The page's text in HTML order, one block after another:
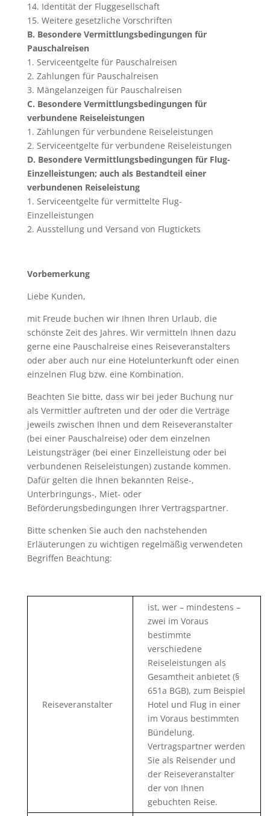
14. Identität der Fluggesellschaft
15. Weitere gesetzliche Vorschriften
B. Besondere Vermittlungsbedingungen für
Pauschalreisen
1. Serviceentgelte für Pauschalreisen
2. Zahlungen für Pauschalreisen
3. Mängelanzeigen für Pauschalreisen
C. Besondere Vermittlungsbedingungen für
verbundene Reiseleistungen
1. Zahlungen für verbundene Reiseleistungen
2. Serviceentgelte für verbundene Reiseleistungen
D. Besondere Vermittlungsbedingungen für Flug-
Einzelleistungen; auch als Bestandteil einer
verbundenen Reiseleistung
1. Serviceentgelte für vermittelte Flug-
Einzelleistungen
2. Ausstellung und Versand von Flugtickets
Vorbemerkung
Liebe Kunden,
mit Freude buchen wir Ihnen Ihren Urlaub, die
schönste Zeit des Jahres. Wir vermitteln Ihnen dazu
gerne eine Pauschalreise eines Reiseveranstalters
oder aber auch nur eine Hotelunterkunft oder einen
einzelnen Flug bzw. eine Kombination.
Beachten Sie bitte, dass wir bei jeder Buchung nur
als Vermittler auftreten und der oder die Verträge
jeweils zwischen Ihnen und dem Reiseveranstalter
(bei einer Pauschalreise) oder dem einzelnen
Leistungsträger (bei einer Einzelleistung oder bei
verbundenen Reiseleistungen) zustande kommen.
Dafür gelten die Ihnen bekannten Reise-,
Unterbringungs-, Miet- oder
Beförderungsbedingungen Ihrer Vertragspartner.
Bitte schenken Sie auch den nachstehenden
Erläuterungen zu wichtigen regelmäßig verwendeten
Begriffen Beachtung:
Reiseveranstalter
ist, wer – mindestens –
zwei im Voraus
bestimmte
verschiedene
Reiseleistungen als
Gesamtheit anbietet (§
651a BGB), zum Beispiel
Hotel und Flug in einer
im Voraus bestimmten
Bündelung.
Vertragspartner werden
Sie als Reisender und
der Reiseveranstalter
der von Ihnen
gebuchten Reise.